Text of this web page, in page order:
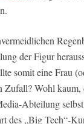
der Figur
somit eine Frau
Zufall? Wohl kaum,
Abteilung
des „Big Tech“-